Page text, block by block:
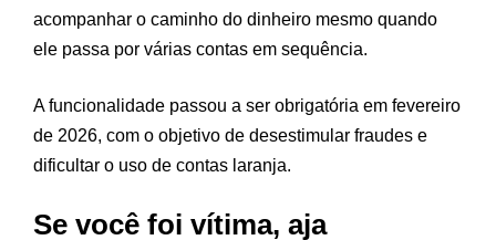
acompanhar o caminho do dinheiro mesmo quando
ele passa por várias contas em sequência.
A funcionalidade passou a ser obrigatória em fevereiro
de 2026, com o objetivo de desestimular fraudes e
dificultar o uso de contas laranja.
Se você foi vítima, aja